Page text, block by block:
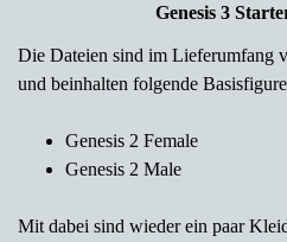
Genesis 3
Die Dateien sind im Lieferumfang
und beinhalten folgende
Genesis 2 Female
Genesis 2 Male
Mit dabei sind wieder ein paar